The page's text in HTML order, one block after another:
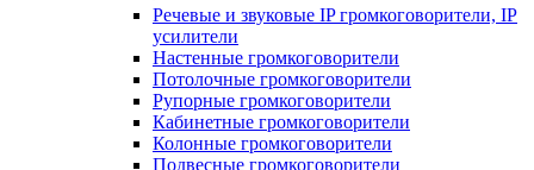
Речевые и звуковые IP громкоговорители, IP
усилители
Настенные громкоговорители
Потолочные громкоговорители
Рупорные громкоговорители
Кабинетные громкоговорители
Колонные громкоговорители
Подвесные громкоговорители